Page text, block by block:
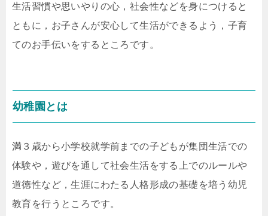
生活習慣や思いやりの心，社会性などを身につけると
ともに，お子さんが安心して生活ができるよう，子育
てのお手伝いをするところです。
幼稚園とは
満３歳から小学校就学前までの子どもが集団生活での
体験や，遊びを通して社会生活をする上でのルールや
道徳性など，生涯にわたる人格形成の基礎を培う幼児
教育を行うところです。